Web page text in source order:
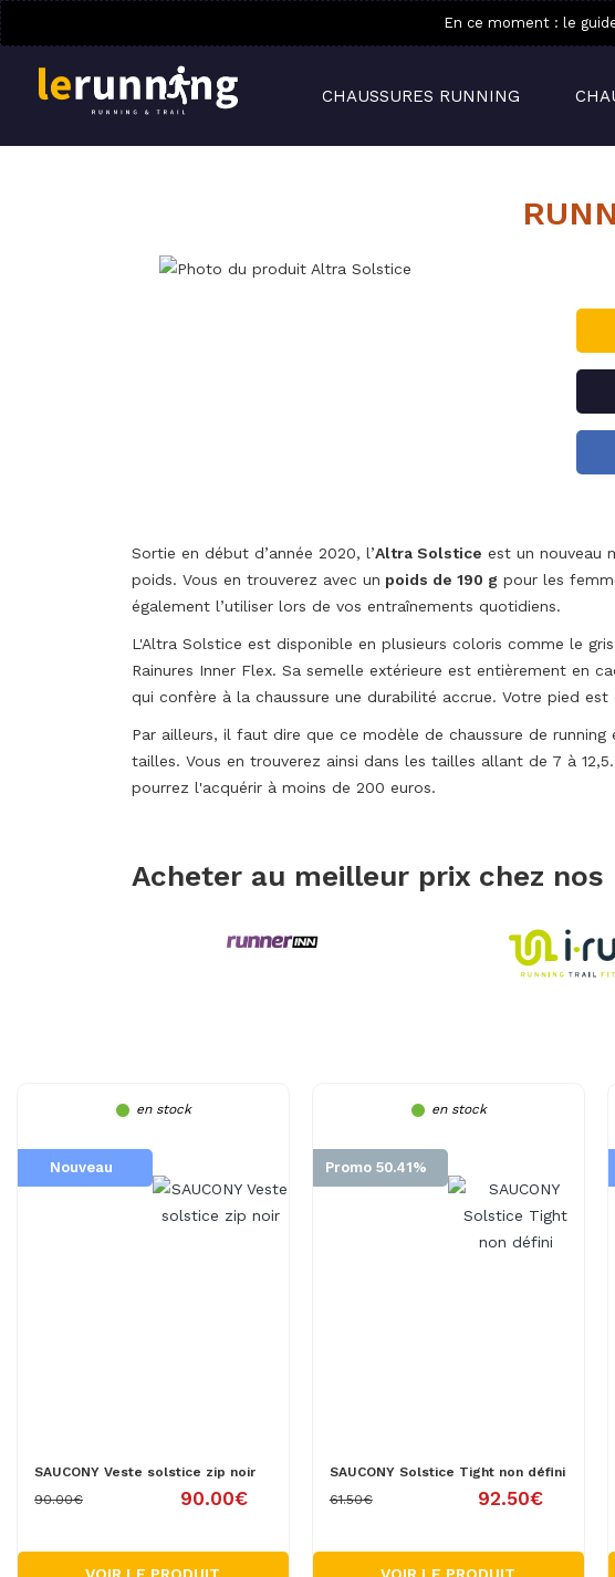
En ce moment : le
CHAUSSURES RUNNING
Sortie en début d’année 2020, l’Altra Solstice est un nouveau
poids. Vous en trouverez avec un poids de 190 g pour les
également l’utiliser lors de vos entraînements quotidiens.
L'Altra Solstice est disponible en plusieurs coloris comme le
Rainures Inner Flex. Sa semelle extérieure est entièrement en
qui confère à la chaussure une durabilité accrue. Votre pied
Par ailleurs, il faut dire que ce modèle de chaussure de
tailles. Vous en trouverez ainsi dans les tailles allant de 7 à
pourrez l'acquérir à moins de 200 euros.
Acheter au meilleur prix chez nos
en stock
Nouveau
SAUCONY Veste solstice zip noir
90.00€
90.00€
en stock
Promo 50.41%
SAUCONY Solstice Tight non défini
92.50€
61.50€